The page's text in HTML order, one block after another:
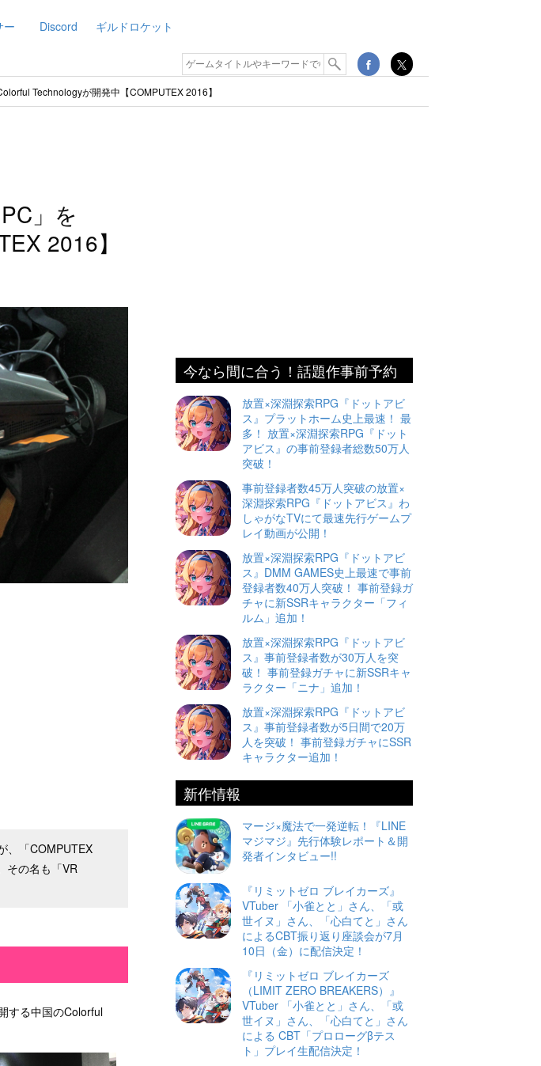
ー Discord ギルドロケット
Technologyが開発中【COMPUTEX 2016】
」を
2016】
、「COMPUTEX
その名も「VR
する中国のColorful
今なら間に合う！話題作事前予約
放置×深淵探索RPG『ドットアビ
ス』プラットホーム史上最速！ 最
多！ 放置×深淵探索RPG『ドット
アビス』の事前登録者総数50万人
突破！
事前登録者数45万人突破の放置×
深淵探索RPG『ドットアビス』わ
しゃがなTVにて最速先行ゲームプ
レイ動画が公開！
放置×深淵探索RPG『ドットアビ
ス』DMM GAMES史上最速で事前
登録者数40万人突破！ 事前登録ガ
チャに新SSRキャラクター「フィ
ルム」追加！
放置×深淵探索RPG『ドットアビ
ス』事前登録者数が30万人を突
破！ 事前登録ガチャに新SSRキャ
ラクター「ニナ」追加！
放置×深淵探索RPG『ドットアビ
ス』事前登録者数が5日間で20万
人を突破！ 事前登録ガチャにSSR
キャラクター追加！
新作情報
マージ×魔法で一発逆転！『LINE
マジマジ』先行体験レポート＆開
発者インタビュー!!
『リミットゼロ ブレイカーズ』
VTuber 「小雀とと」さん、「或
世イヌ」さん、「心白てと」さん
によるCBT振り返り座談会が7月
10日（金）に配信決定！
『リミットゼロ ブレイカーズ
（LIMIT ZERO BREAKERS）』
VTuber 「小雀とと」さん、「或
世イヌ」さん、「心白てと」さん
による CBT「プロローグβテス
ト」プレイ生配信決定！